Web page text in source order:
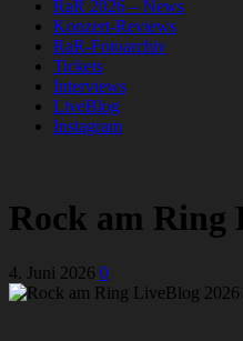
RaR 2026 – News
Konzert-Reviews
RaR-Fotoarchiv
Tickets
Interviews
LiveBlog
Instagram
Rock am Ring
4. Juni 2026 0